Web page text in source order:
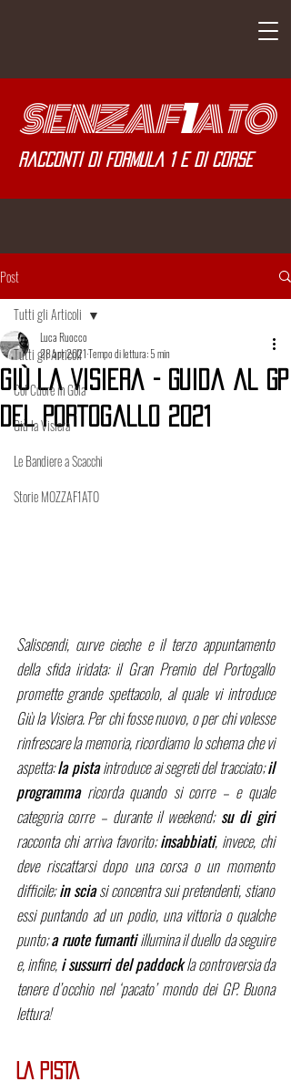
SENZAF1ATO
Racconti di Formula 1 e di corse
Post
Tutti gli Articoli
Col Cuore in Gola
Giù la Visiera
Le Bandiere a Scacchi
Storie MOZZAF1ATO
Tutti gli Articoli
Giù la Visiera - Guida al Gp
del Portogallo 2021
Luca Ruocco
28 apr 2021Tempo di lettura: 5 min
Saliscendi, curve cieche e il terzo appuntamento
della sfida iridata: il Gran Premio del Portogallo
promette grande spettacolo, al quale vi introduce
Giù la Visiera. Per chi fosse nuovo, o per chi volesse
rinfrescare la memoria, ricordiamo lo schema che vi
aspetta: la pista introduce ai segreti del tracciato; il
programma ricorda quando si corre – e quale
categoria corre – durante il weekend; su di giri
racconta chi arriva favorito; insabbiati, invece, chi
deve riscattarsi dopo una corsa o un momento
difficile; in scia si concentra sui pretendenti, stiano
essi puntando ad un podio, una vittoria o qualche
punto; a ruote fumanti illumina il duello da seguire
e, infine, i sussurri del paddock la controversia da
tenere d’occhio nel ‘pacato’ mondo dei GP. Buona
lettura!
LA PISTA